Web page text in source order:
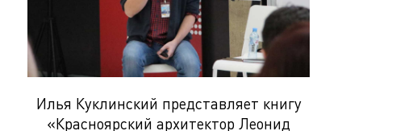
Илья Куклинский представляет книгу
«Красноярский архитектор Леонид